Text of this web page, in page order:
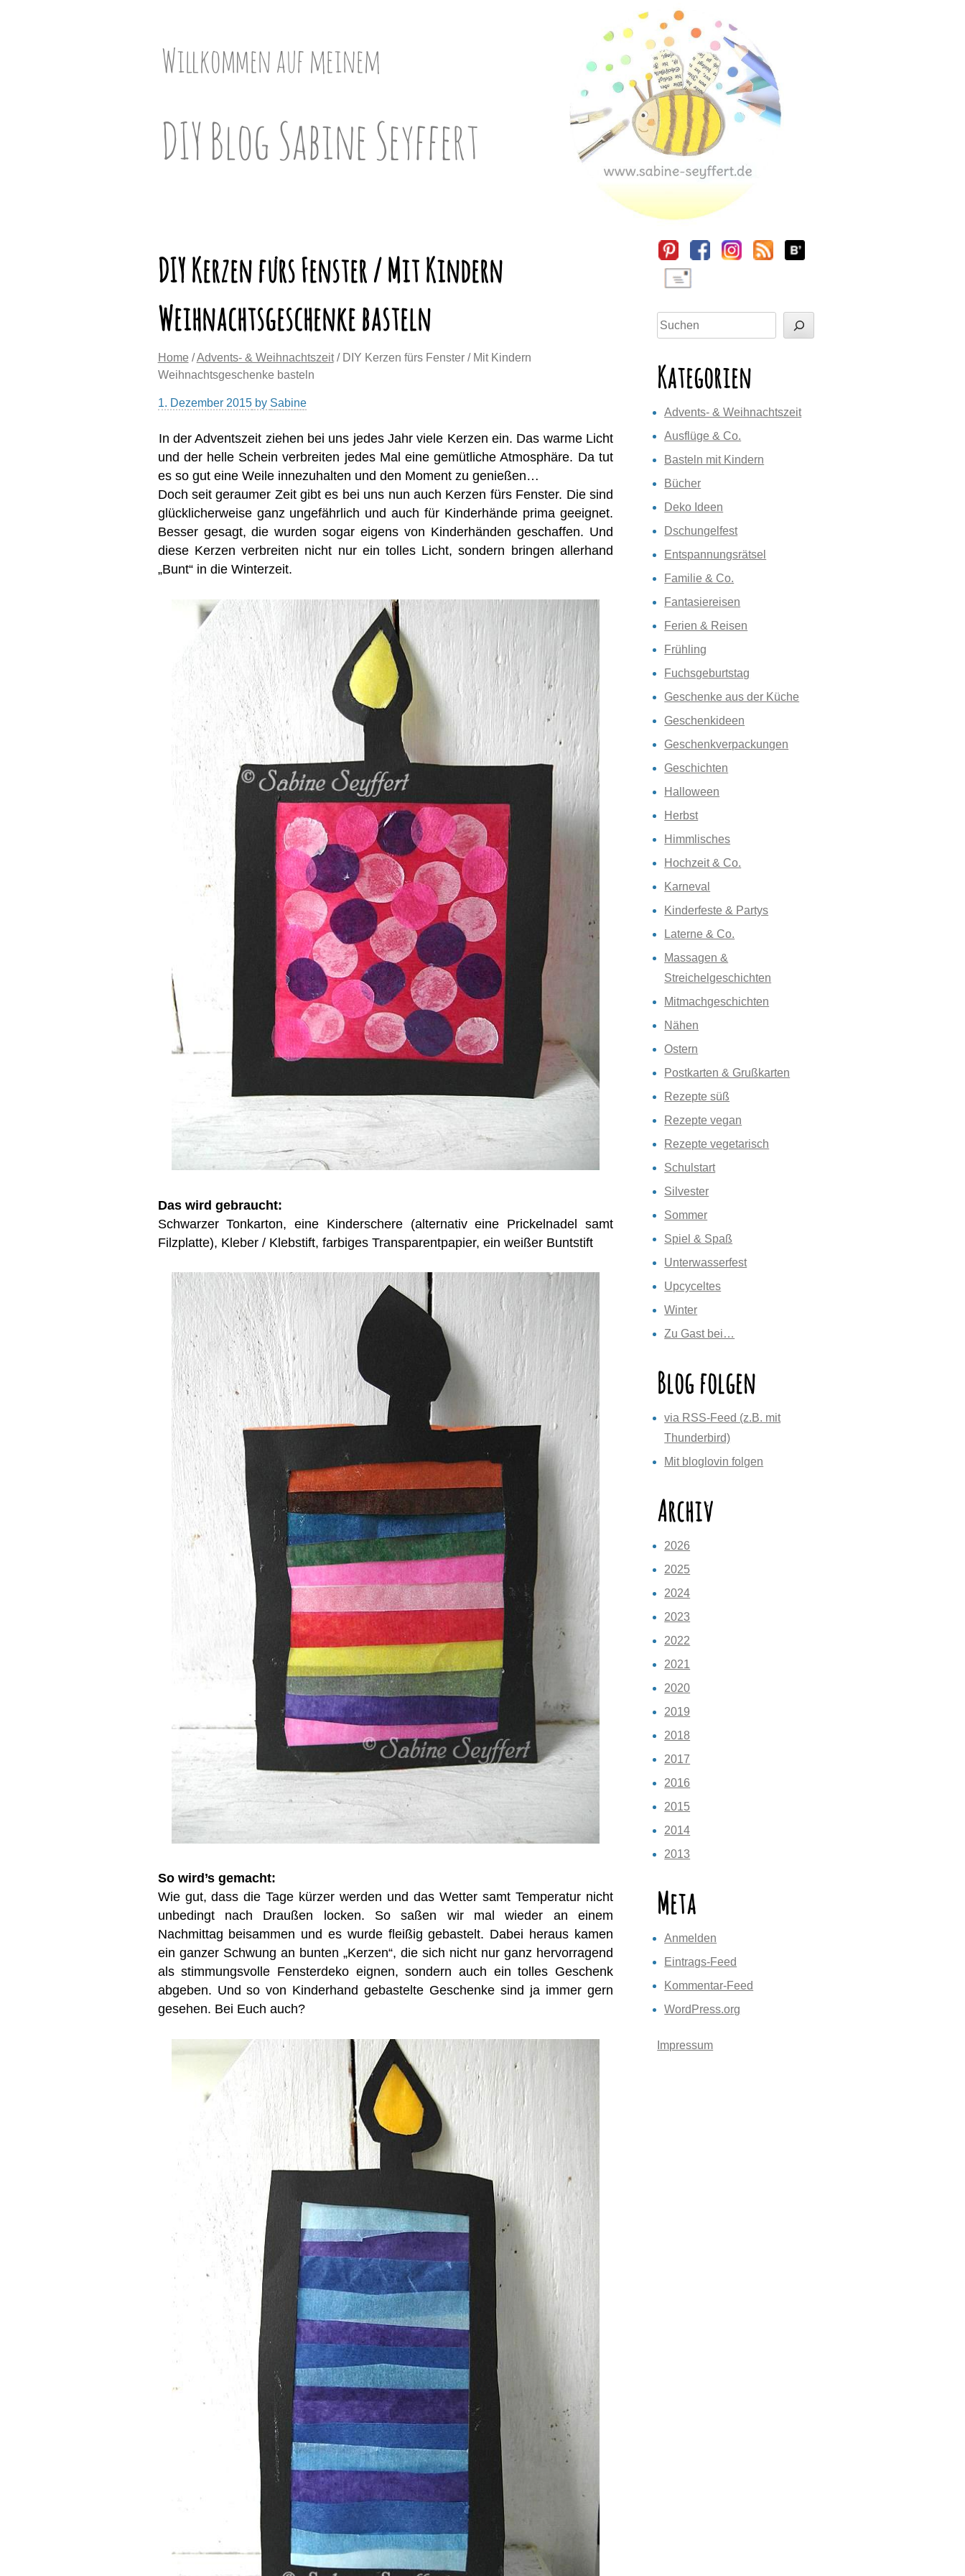
Willkommen auf meinem
DIY Blog Sabine Seyffert
DIY Kerzen fürs Fenster / Mit Kindern
Weihnachtsgeschenke basteln
Home /Advents- & Weihnachtszeit/ DIY Kerzen fürs Fenster / Mit Kindern
Weihnachtsgeschenke basteln
1. Dezember 2015by Sabine
In der Adventszeit ziehen bei uns jedes Jahr viele Kerzen ein. Das warme Licht
und der helle Schein verbreiten jedes Mal eine gemütliche Atmosphäre. Da tut
es so gut eine Weile innezuhalten und den Moment zu genießen…
Doch seit geraumer Zeit gibt es bei uns nun auch Kerzen fürs Fenster. Die sind
glücklicherweise ganz ungefährlich und auch für Kinderhände prima geeignet.
Besser gesagt, die wurden sogar eigens von Kinderhänden geschaffen. Und
diese Kerzen verbreiten nicht nur ein tolles Licht, sondern bringen allerhand
„Bunt“ in die Winterzeit.
Das wird gebraucht:
Schwarzer Tonkarton, eine Kinderschere (alternativ eine Prickelnadel samt
Filzplatte), Kleber / Klebstift, farbiges Transparentpapier, ein weißer Buntstift
So wird’s gemacht:
Wie gut, dass die Tage kürzer werden und das Wetter samt Temperatur nicht
unbedingt nach Draußen locken. So saßen wir mal wieder an einem
Nachmittag beisammen und es wurde fleißig gebastelt. Dabei heraus kamen
ein ganzer Schwung an bunten „Kerzen“, die sich nicht nur ganz hervorragend
als stimmungsvolle Fensterdeko eignen, sondern auch ein tolles Geschenk
abgeben. Und so von Kinderhand gebastelte Geschenke sind ja immer gern
gesehen. Bei Euch auch?
Sidebar
Suchen
Kategorien
Advents- & Weihnachtszeit
Ausflüge & Co.
Basteln mit Kindern
Bücher
Deko Ideen
Dschungelfest
Entspannungsrätsel
Familie & Co.
Fantasiereisen
Ferien & Reisen
Frühling
Fuchsgeburtstag
Geschenke aus der Küche
Geschenkideen
Geschenkverpackungen
Geschichten
Halloween
Herbst
Himmlisches
Hochzeit & Co.
Karneval
Kinderfeste & Partys
Laterne & Co.
Massagen &
Streichelgeschichten
Mitmachgeschichten
Nähen
Ostern
Postkarten & Grußkarten
Rezepte süß
Rezepte vegan
Rezepte vegetarisch
Schulstart
Silvester
Sommer
Spiel & Spaß
Unterwasserfest
Upcyceltes
Winter
Zu Gast bei…
Blog folgen
via RSS-Feed (z.B. mit
Thunderbird)
Mit bloglovin folgen
Archiv
2026
2025
2024
2023
2022
2021
2020
2019
2018
2017
2016
2015
2014
2013
Meta
Anmelden
Eintrags-Feed
Kommentar-Feed
WordPress.org
Impressum